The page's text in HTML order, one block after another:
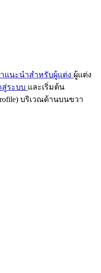
แนะนำสำหรับผู้แต่ง ผู้แต่ง
สู่ระบบ และเริ่มต้น
บริเวณด้านบนขวา